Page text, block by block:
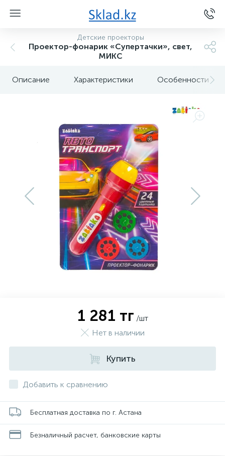
Детские проекторы
Проектор-фонарик «Супертачки», свет,
МИКС
Описание Характеристики Особенности
1 281 тг /шт
Нет в наличии
Купить
Добавить к сравнению
Бесплатная доставка по г. Астана
Безналичный расчет, банковские карты